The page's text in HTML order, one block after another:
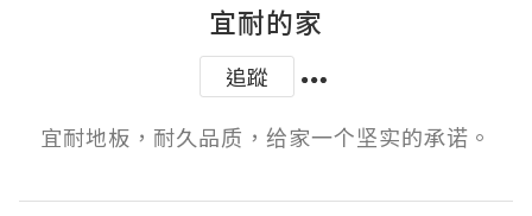
宜耐的家
追蹤
宜耐地板，耐久品质，给家一个坚实的承诺。